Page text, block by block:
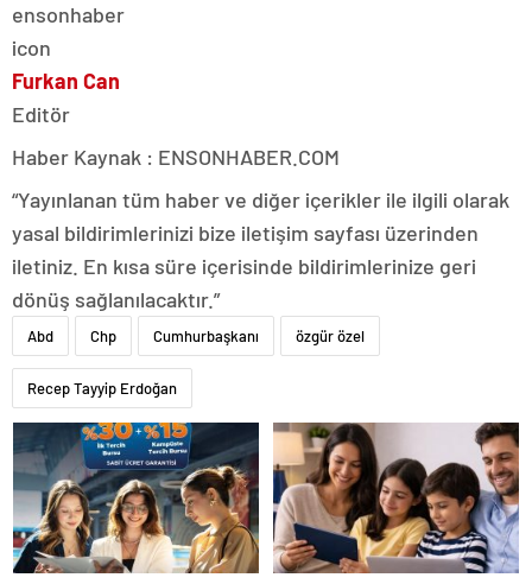
Furkan Can
Editör
Haber Kaynak : ENSONHABER.COM
“Yayınlanan tüm haber ve diğer içerikler ile ilgili olarak
yasal bildirimlerinizi bize iletişim sayfası üzerinden
iletiniz. En kısa süre içerisinde bildirimlerinize geri
dönüş sağlanılacaktır.”
Abd Chp Cumhurbaşkanı özgür özel
Recep Tayyip Erdoğan